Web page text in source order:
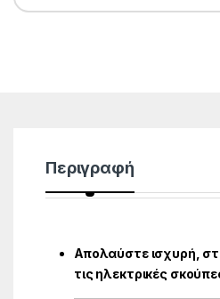
Περιγραφή
Απολαύστε ισχυρή,
τις ηλεκτρικές